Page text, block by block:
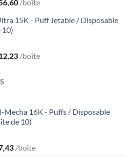
/boîte
15K - Puff Jetable / Disposable
10)
/boîte
16K - Puffs / Disposable
de 10)
/boîte